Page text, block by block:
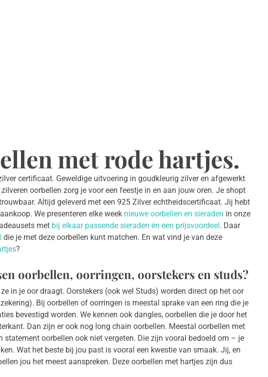
met rode hartjes.
certificaat. Geweldige uitvoering in goudkleurig zilver en afgewerkt
oorbellen zorg je voor een feestje in en aan jouw oren. Je shopt
Altijd geleverd met een 925 Zilver echtheidscertificaat. Jij hebt
We presenteren elke week nieuwe oorbellen en sieraden in onze
met bij elkaar passende sieraden én een prijsvoordeel. Daar
die je met deze oorbellen kunt matchen. En wat vind je van deze
?
oorbellen, oorringen, oorstekers en studs?
in je oor draagt. Oorstekers (ook wel Studs) worden direct op het oor
Bij oorbellen of oorringen is meestal sprake van een ring die je
bevestigd worden. We kennen ook dangles, oorbellen die je door het
Dan zijn er ook nog long chain oorbellen. Meestal oorbellen met
statement oorbellen ook niet vergeten. Die zijn vooral bedoeld om – je
Wat het beste bij jou past is vooral een kwestie van smaak. Jij, en
jou het meest aanspreken. Deze oorbellen met hartjes zijn dus